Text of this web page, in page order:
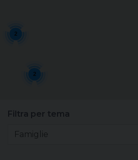
Scuola
Carità
2
2
Filtra per tema
Famiglie